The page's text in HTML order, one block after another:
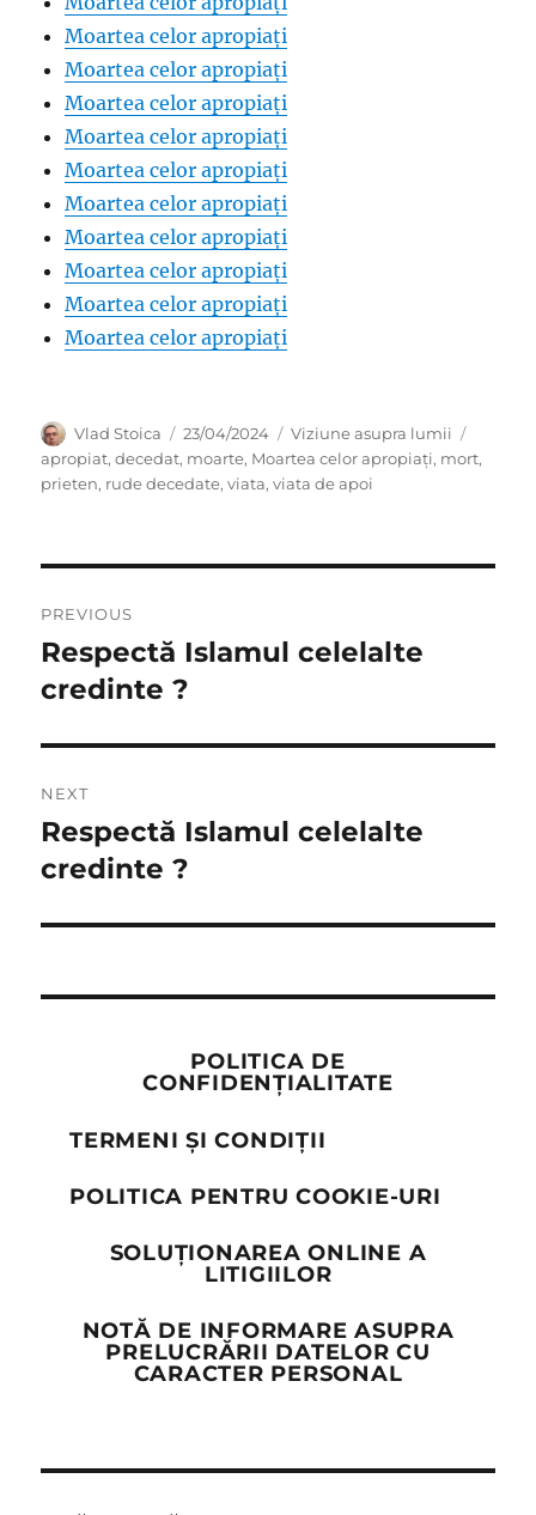
Moartea celor apropiați
Moartea celor apropiați
Moartea celor apropiați
Moartea celor apropiați
Moartea celor apropiați
Moartea celor apropiați
Moartea celor apropiați
Moartea celor apropiați
Moartea celor apropiați
Moartea celor apropiați
Author
Vlad Stoica
Posted
on
23/04/2024 Categories
Viziune asupra lumii
apropiat,decedat, moarte, Moartea celor apropiați, mort,
prieten, rude decedate,viata,viata de apoi
navigation
PREVIOUS
Previous
post:
Respectă Islamul celelalte
credinte ?
NEXT
Next
post:
Respectă Islamul celelalte
credinte ?
POLITICA DE
CONFIDENȚIALITATE
TERMENI ȘI CONDIȚII
POLITICA PENTRU COOKIE-URI
SOLUȚIONAREA ONLINE A
LITIGIILOR
NOTĂ DE INFORMARE ASUPRA
PRELUCRĂRII DATELOR CU
CARACTER PERSONAL